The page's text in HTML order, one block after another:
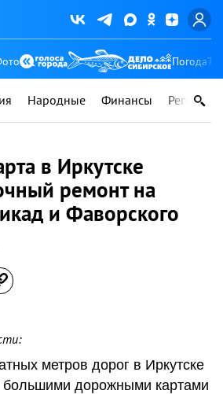
Погода
Народные Финансы Регионы
в Иркутске
ремонт на
и Фаворского
метров дорог в Иркутске
большими дорожными картами